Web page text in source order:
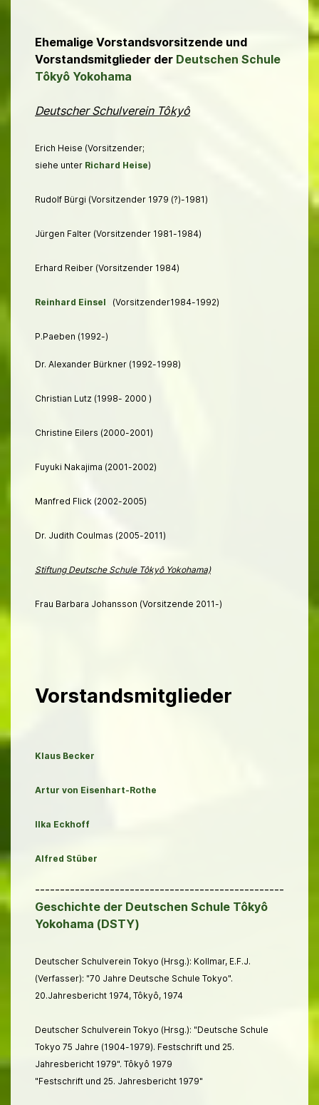
Ehemalige Vorstandsvorsitzende und
Vorstandsmitglieder der Deutschen Schule
Tôkyô Yokohama
Deutscher Schulverein Tôkyô
Erich Heise (Vorsitzender;
siehe unter Richard Heise)
Rudolf Bürgi (Vorsitzender 1979 (?)-1981)
Jürgen Falter (Vorsitzender 1981-1984)
Erhard Reiber (Vorsitzender 1984)
Reinhard Einsel (Vorsitzender1984-1992)
P.Paeben (1992-)
Dr. Alexander Bürkner (1992-1998)
Christian Lutz (1998- 2000 )
Christine Eilers (2000-2001)
Fuyuki Nakajima (2001-2002)
Manfred Flick (2002-2005)
Dr. Judith Coulmas (2005-2011)
Stiftung Deutsche Schule Tôkyô Yokohama)
Frau Barbara Johansson (Vorsitzende 2011-)
Vorstandsmitglieder
Klaus Becker
Artur von Eisenhart-Rothe
Ilka Eckhoff
Alfred Stüber
--------------------------------------------------
Geschichte der Deutschen Schule Tôkyô
Yokohama (DSTY)
Deutscher Schulverein Tokyo (Hrsg.): Kollmar, E.F.J.
(Verfasser): "70 Jahre Deutsche Schule Tokyo".
20.Jahresbericht 1974, Tôkyô, 1974
Deutscher Schulverein Tokyo (Hrsg.): "Deutsche Schule
Tokyo 75 Jahre (1904-1979). Festschrift und 25.
Jahresbericht 1979". Tôkyô 1979
"Festschrift und 25. Jahresbericht 1979"